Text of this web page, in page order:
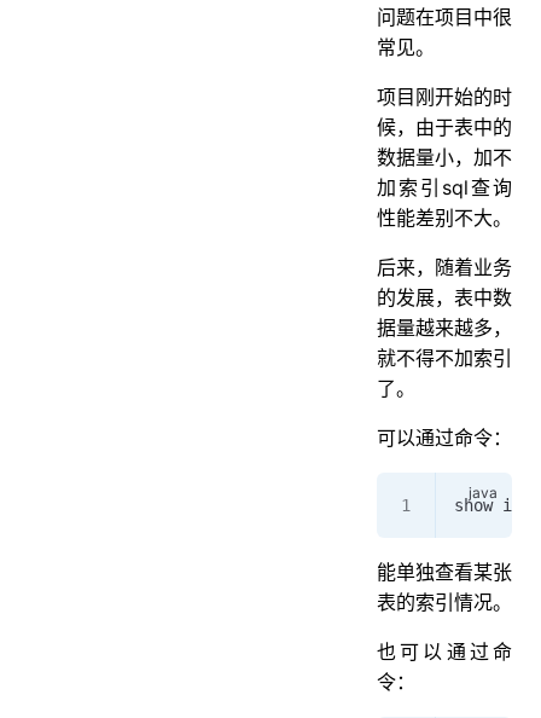
问题在项目中很
常见。
项目刚开始的时
候，由于表中的
数据量小，加不
加索引sql查询
性能差别不大。
后来，随着业务
的发展，表中数
据量越来越多，
就不得不加索引
了。
可以通过命令：
show
能单独查看某张
表的索引情况。
也可以通过命
令：